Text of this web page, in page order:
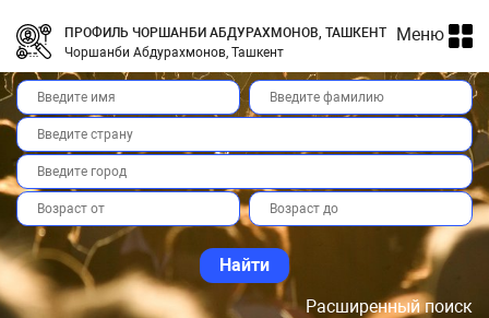
ПРОФИЛЬ ЧОРШАНБИ АБДУРАХМОНОВ, ТАШКЕНТ
Чоршанби Абдурахмонов, Ташкент
Меню
Расширенный поиск